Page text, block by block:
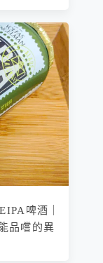
啤酒｜
品嚐的異